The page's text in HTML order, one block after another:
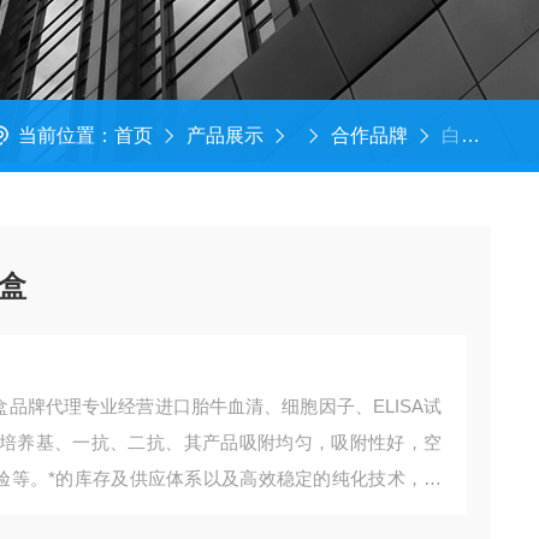
当前位置： 首页 产品展示 合作品牌 白介素1可溶性受体I试剂盒​
牌代理专业经营进口胎牛血清、细胞因子、ELISA试
养基、一抗、二抗、其产品吸附均匀，吸附性好，空
等。*的库存及供应体系以及高效稳定的纯化技术，保